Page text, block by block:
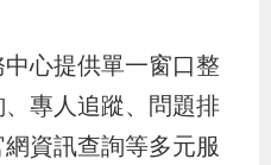
心提供單一窗口整
專人追蹤、問題排
資訊查詢等多元服